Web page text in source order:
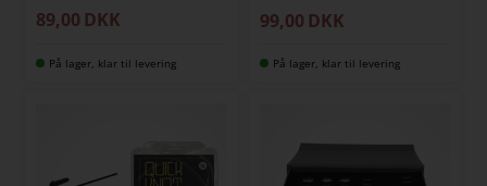
89,00 DKK
På lager, klar til levering
99,00 DKK
På lager, klar til levering